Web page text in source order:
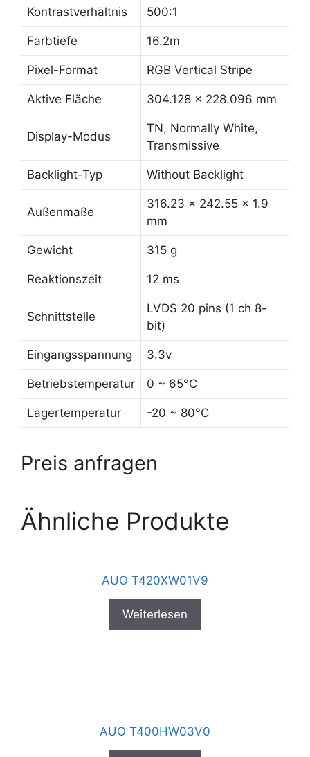
Kontrastverhältnis 500:1
Farbtiefe 16.2m
Pixel-Format RGB Vertical Stripe
Aktive Fläche 304.128 x 228.096 mm
Display-Modus
TN, Normally White,
Transmissive
Backlight-Typ Without Backlight
Außenmaße
316.23 x 242.55 x 1.9
mm
Gewicht 315 g
Reaktionszeit 12 ms
Schnittstelle
LVDS 20 pins (1 ch 8-
bit)
Eingangsspannung 3.3v
Betriebstemperatur 0 ~ 65°C
Lagertemperatur -20 ~ 80°C
Preis anfragen
Ähnliche Produkte
AUO T420XW01V9
Weiterlesen
AUO T400HW03V0